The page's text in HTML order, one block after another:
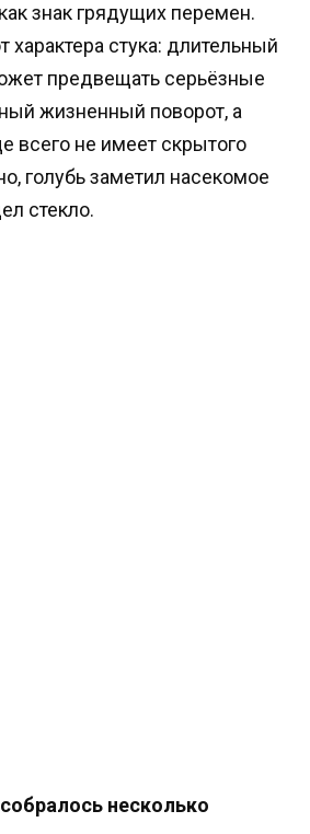
знак грядущих перемен.
характера стука: длительный
предвещать серьёзные
жизненный поворот, а
всего не имеет скрытого
голубь заметил насекомое
стекло.
несколько